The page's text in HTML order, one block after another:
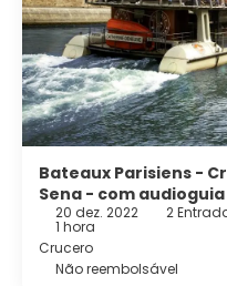
Bateaux Parisiens -
Sena - com audioguia
20 dez. 2022 2
1 hora
Crucero
Não reembolsável